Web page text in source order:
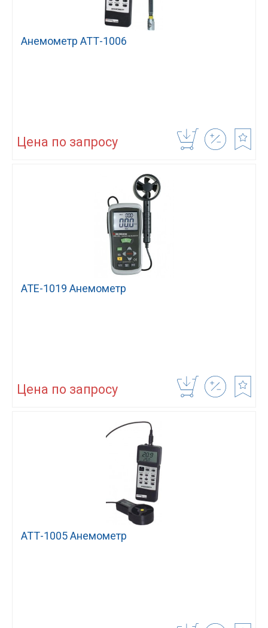
Анемометр АТТ-1006
Цена по запросу
АТЕ-1019 Анемометр
Цена по запросу
АТТ-1005 Анемометр